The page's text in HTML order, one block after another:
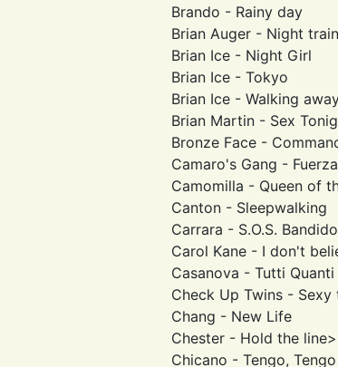
Brando - Rainy day
Brian Auger - Night
Brian Ice - Night Girl
Brian Ice - Tokyo
Brian Ice - Walking
Brian Martin - Sex
Bronze Face -
Camaro's Gang -
Camomilla - Queen of
Canton - Sleepwalking
Carrara - S.O.S. Bandido
Carol Kane - I don't
Casanova - Tutti Quanti
Check Up Twins - Sexy
Chang - New Life
Chester - Hold the line>
Chicano - Tengo, Tengo